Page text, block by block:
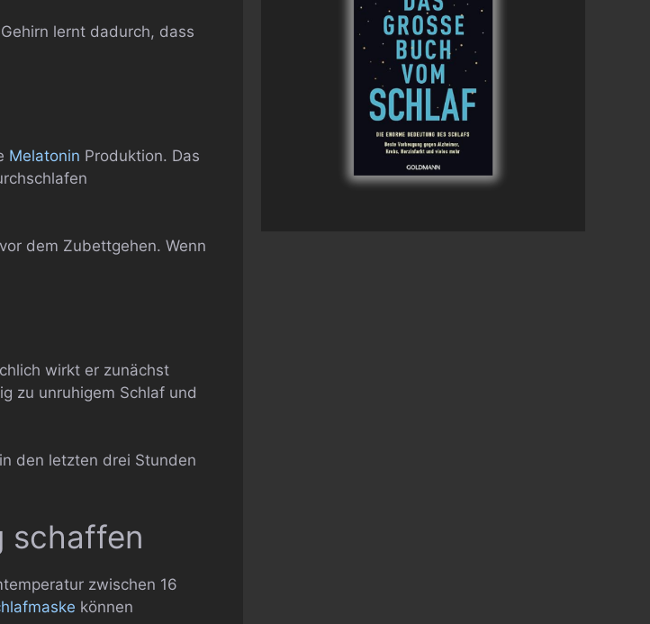
lernt dadurch, dass
Melatonin Produktion. Das
dem Zubettgehen. Wenn
wirkt er zunächst
zu unruhigem Schlaf und
den letzten drei Stunden
schaffen
zwischen 16
können